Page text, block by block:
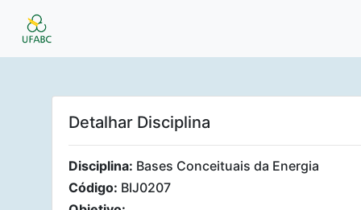
Detalhar Disciplina
Disciplina: Bases Conceituais da Energia
Código: BIJ0207